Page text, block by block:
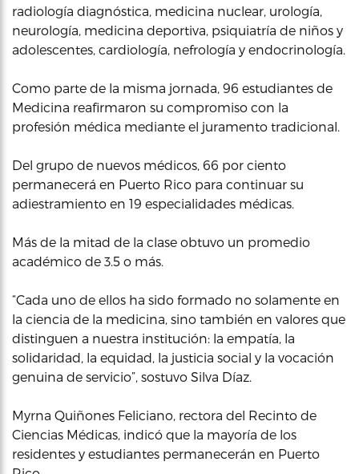
radiología diagnóstica, medicina nuclear, urología,
neurología, medicina deportiva, psiquiatría de niños y
adolescentes, cardiología, nefrología y endocrinología.
Como parte de la misma jornada, 96 estudiantes de
Medicina reafirmaron su compromiso con la
profesión médica mediante el juramento tradicional.
Del grupo de nuevos médicos, 66 por ciento
permanecerá en Puerto Rico para continuar su
adiestramiento en 19 especialidades médicas.
Más de la mitad de la clase obtuvo un promedio
académico de 3.5 o más.
“Cada uno de ellos ha sido formado no solamente en
la ciencia de la medicina, sino también en valores que
distinguen a nuestra institución: la empatía, la
solidaridad, la equidad, la justicia social y la vocación
genuina de servicio”, sostuvo Silva Díaz.
Myrna Quiñones Feliciano, rectora del Recinto de
Ciencias Médicas, indicó que la mayoría de los
residentes y estudiantes permanecerán en Puerto